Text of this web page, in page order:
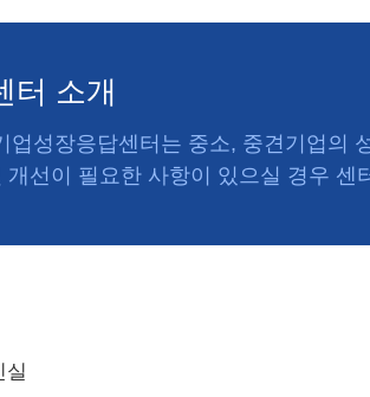
터 소개
업성장응답센터는 중소, 중견기업의
선이 필요한 사항이 있으실 경우 센
실